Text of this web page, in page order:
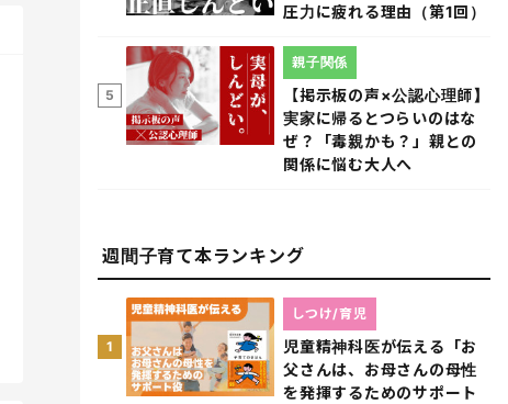
圧力に疲れる理由（第1回）
5
【掲示板の声×公認心理師】
実家に帰るとつらいのはな
ぜ？「毒親かも？」親との
関係に悩む大人へ
親子関係
週間子育て本ランキング
1
児童精神科医が伝える「お
父さんは、お母さんの母性
を発揮するためのサポート
しつけ/育児